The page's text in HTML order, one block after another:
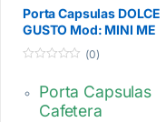
Porta Capsulas DOLCE
GUSTO Mod: MINI ME
KP120 Gris. MS623493
e
(0)
Porta Capsulas
Cafetera